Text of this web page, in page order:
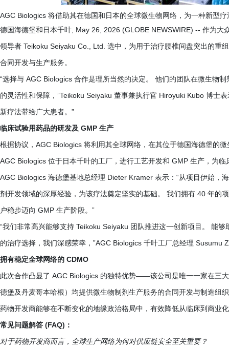
AGC Biologics 将借助其在德国和日本的全球微生物网络，为一种新型
德国海德堡和日本千叶, May 26, 2026 (GLOBE NEWSWIRE) -- 作为
领导者 Teikoku Seiyaku Co., Ltd. 选中，为用于治疗腰椎间盘突出的重
合同开发与生产服务。
“选择与 AGC Biologics 合作是理所当然的决定。 他们的团队在微生物
的灵活性和保障，”Teikoku Seiyaku 董事兼执行官 Hiroyuki Kubo 博士
新疗法带给广大患者。”
临床试验用药品的研发及 GMP 生产
根据协议，AGC Biologics 将利用其全球网络，在其位于德国海德堡的
AGC Biologics 位于日本千叶的工厂，进行工艺开发和 GMP 生产，为临
AGC Biologics 海德堡基地总经理 Dieter Kramer 表示：“从项目伊始，
剂开发领域的深厚经验，为该疗法奠定坚实的基础。 我们拥有 40 年的
户稳步迈向 GMP 生产阶段。”
“我们非常高兴能够支持 Teikoku Seiyaku 团队推进这一创新项目。 能
的治疗选择，我们深感荣幸，”AGC Biologics 千叶工厂总经理 Susumu
拥有稳定全球网络的 CDMO
此次合作凸显了 AGC Biologics 的独特优势——该公司是唯一一家在三
德堡及丹麦哥本哈根）均提供微生物制剂生产服务的合同开发与制造组
药物开发商能够在不断变化的地缘政治格局中，有效降低从临床到商业
常见问题解答 (FAQ)：
对于药物开发商而言，全球生产网络为何对供应链安全至关重要？